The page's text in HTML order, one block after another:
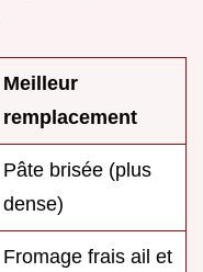
Meilleur
remplacement
Pâte brisée (plus
dense)
Fromage frais ail et